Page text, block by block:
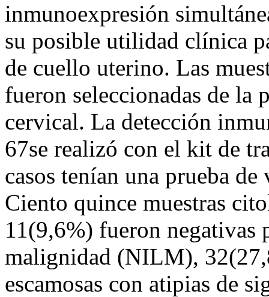
inmunoexpresión
su posible utilidad clínica
de cuello uterino. Las
fueron seleccionadas de la
cervical. La detección
67se realizó con el kit de
casos tenían una prueba
Ciento quince muestras
11(9,6%) fueron negativas
malignidad (NILM),
escamosas con atipias de